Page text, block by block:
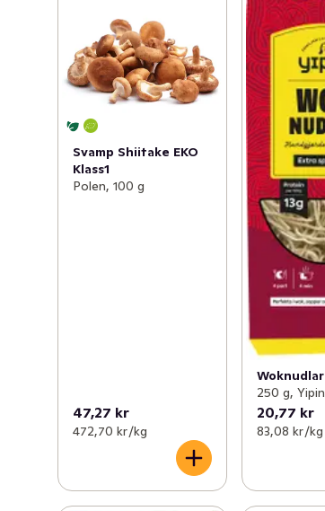
Svamp Shiitake EKO
Klass1
Polen, 100 g
47,27 kr
472,70 kr /kg
Woknudlar
250 g, Yipin
20,77 kr
83,08 kr /kg